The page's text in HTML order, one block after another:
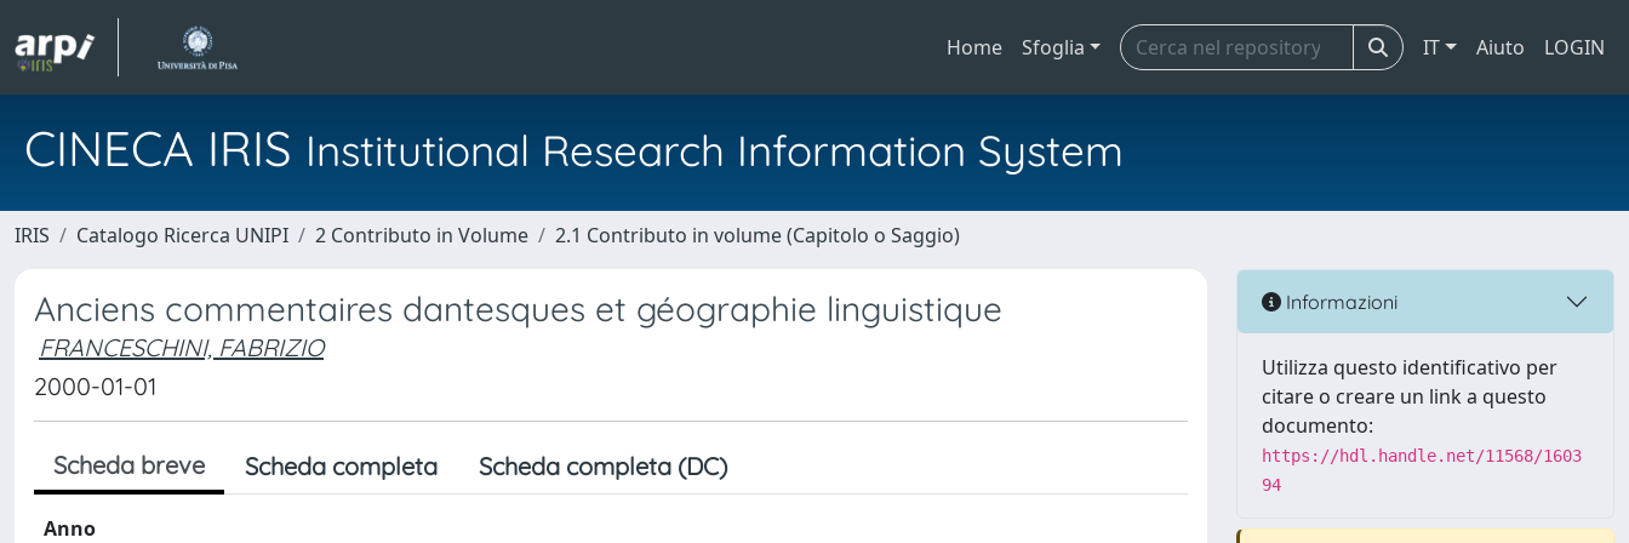
Home Sfoglia IT Aiuto LOGIN
CINECA IRIS Institutional Research Information System
IRIS Catalogo Ricerca UNIPI 2 Contributo in Volume 2.1 Contributo in volume (Capitolo o Saggio)
Anciens commentaires dantesques et géographie linguistique
FRANCESCHINI, FABRIZIO
2000-01-01
Scheda breve Scheda completa Scheda completa (DC)
Anno
Informazioni
Utilizza questo identificativo per
citare o creare un link a questo
documento:
https://hdl.handle.net/11568/1603
94